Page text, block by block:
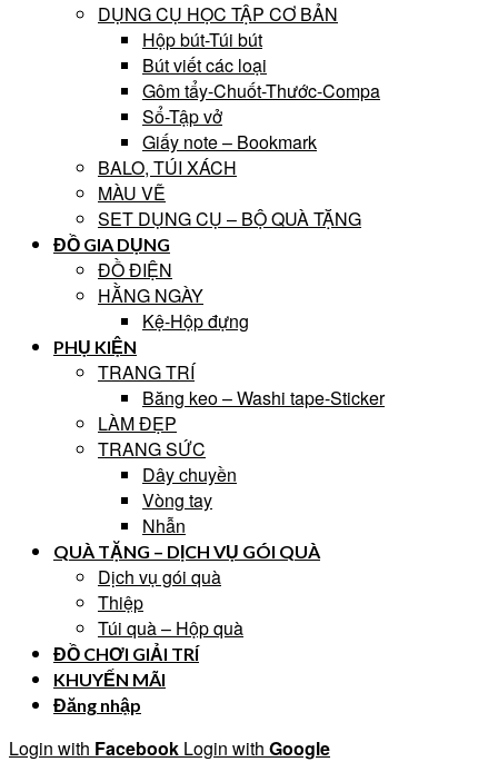
DỤNG CỤ HỌC TẬP CƠ BẢN
Hộp bút-Túi bút
Bút viết các loại
Gôm tẩy-Chuốt-Thước-Compa
Sổ-Tập vở
Giấy note – Bookmark
BALO, TÚI XÁCH
MÀU VẼ
SET DỤNG CỤ – BỘ QUÀ TẶNG
ĐỒ GIA DỤNG
ĐỒ ĐIỆN
HẰNG NGÀY
Kệ-Hộp đựng
PHỤ KIỆN
TRANG TRÍ
Băng keo – Washi tape-Sticker
LÀM ĐẸP
TRANG SỨC
Dây chuyền
Vòng tay
Nhẫn
QUÀ TẶNG – DỊCH VỤ GÓI QUÀ
Dịch vụ gói quà
Thiệp
Túi quà – Hộp quà
ĐỒ CHƠI GIẢI TRÍ
KHUYẾN MÃI
Đăng nhập
Login with Facebook Login with Google